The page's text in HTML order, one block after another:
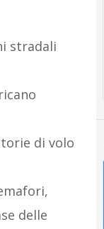
stradali
di volo
delle